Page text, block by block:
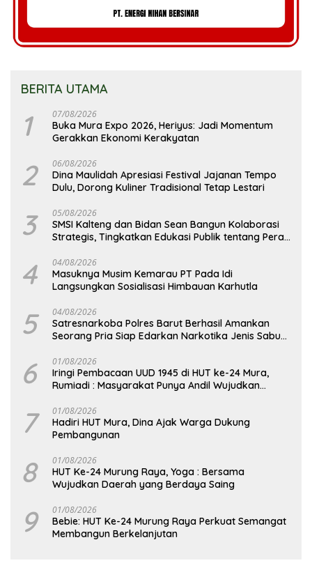
BERITA UTAMA
1 07/08/2026
Buka Mura Expo 2026, Heriyus: Jadi Momentum
Gerakkan Ekonomi Kerakyatan
2 06/08/2026
Dina Maulidah Apresiasi Festival Jajanan Tempo
Dulu, Dorong Kuliner Tradisional Tetap Lestari
3 05/08/2026
SMSI Kalteng dan Bidan Sean Bangun Kolaborasi
Strategis, Tingkatkan Edukasi Publik tentang Peran
4 04/08/2026
Masuknya Musim Kemarau PT Pada Idi
Langsungkan Sosialisasi Himbauan Karhutla
5 04/08/2026
Satresnarkoba Polres Barut Berhasil Amankan
Seorang Pria Siap Edarkan Narkotika Jenis Sabu
6 01/08/2026
Iringi Pembacaan UUD 1945 di HUT ke-24 Mura,
Rumiadi : Masyarakat Punya Andil Wujudkan
7 01/08/2026
Hadiri HUT Mura, Dina Ajak Warga Dukung
Pembangunan
8 01/08/2026
HUT Ke-24 Murung Raya, Yoga : Bersama
Wujudkan Daerah yang Berdaya Saing
9 01/08/2026
Bebie: HUT Ke-24 Murung Raya Perkuat Semangat
Membangun Berkelanjutan